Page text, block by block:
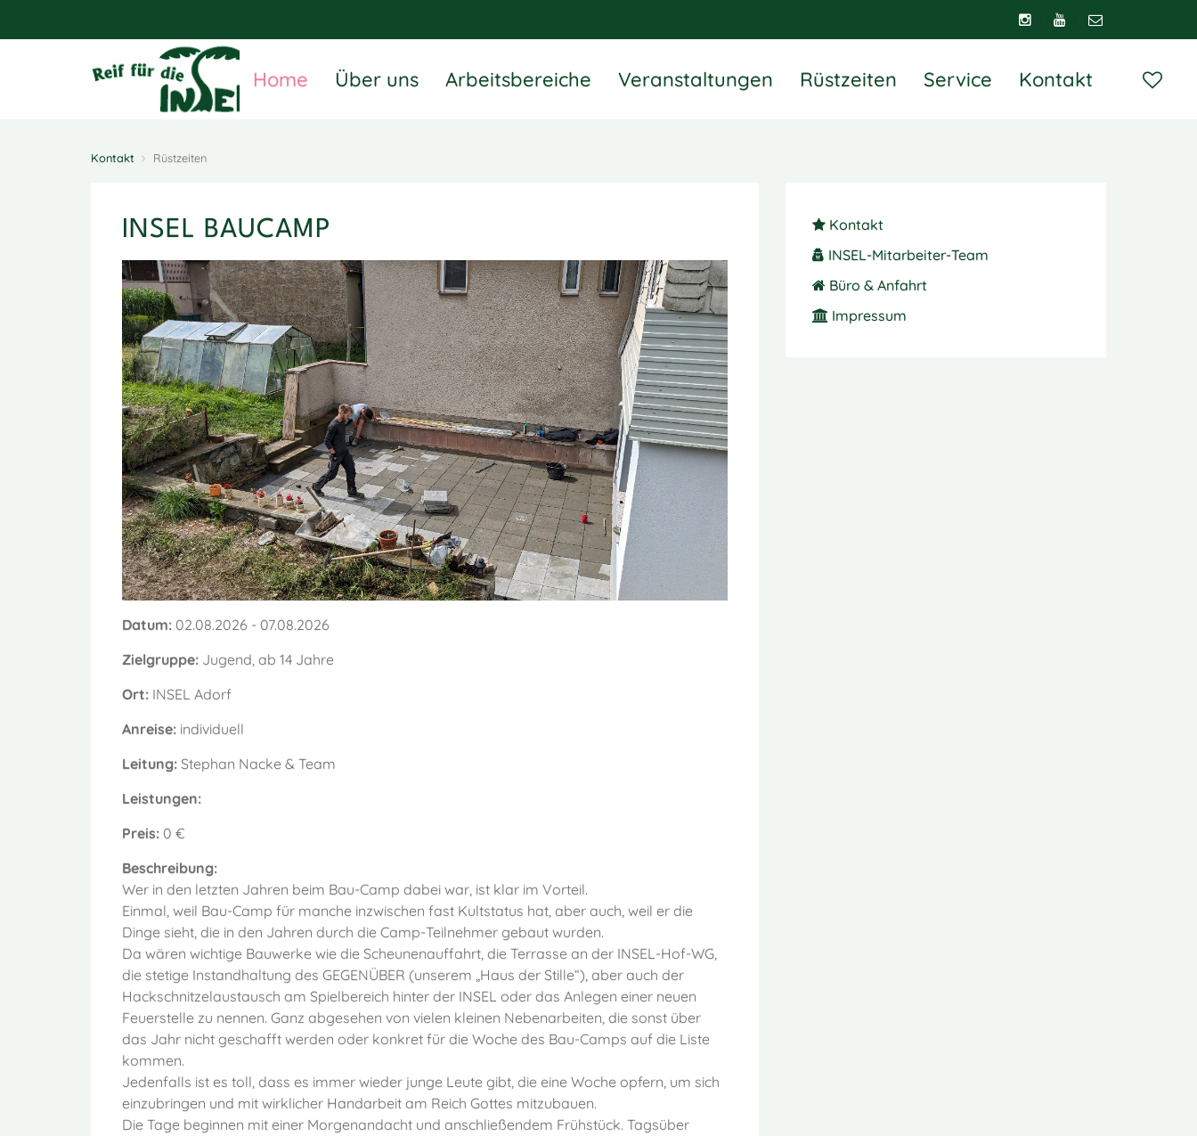
Home Über uns Arbeitsbereiche Veranstaltungen Rüstzeiten Service Kontakt
Kontakt Rüstzeiten
INSEL BAUCAMP
Datum: 02.08.2026 - 07.08.2026
Zielgruppe: Jugend, ab 14 Jahre
Ort: INSEL Adorf
Anreise: individuell
Leitung: Stephan Nacke & Team
Leistungen:
Preis: 0 €
Beschreibung:
Wer in den letzten Jahren beim Bau-Camp dabei war, ist klar im Vorteil.
Einmal, weil Bau-Camp für manche inzwischen fast Kultstatus hat, aber auch, weil er die
Dinge sieht, die in den Jahren durch die Camp-Teilnehmer gebaut wurden.
Da wären wichtige Bauwerke wie die Scheunenauffahrt, die Terrasse an der INSEL-Hof-WG,
die stetige Instandhaltung des GEGENÜBER (unserem „Haus der Stille“), aber auch der
Hackschnitzelaustausch am Spielbereich hinter der INSEL oder das Anlegen einer neuen
Feuerstelle zu nennen. Ganz abgesehen von vielen kleinen Nebenarbeiten, die sonst über
das Jahr nicht geschafft werden oder konkret für die Woche des Bau-Camps auf die Liste
kommen.
Jedenfalls ist es toll, dass es immer wieder junge Leute gibt, die eine Woche opfern, um sich
einzubringen und mit wirklicher Handarbeit am Reich Gottes mitzubauen.
Die Tage beginnen mit einer Morgenandacht und anschließendem Frühstück. Tagsüber
Kontakt
INSEL-Mitarbeiter-Team
Büro & Anfahrt
Impressum